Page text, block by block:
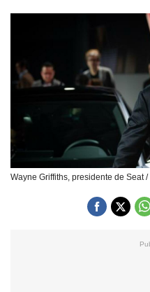
Wayne Griffiths, presidente de Seat